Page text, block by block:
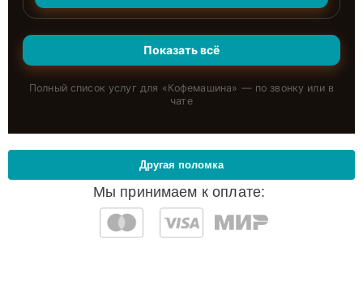
Показать всё
Полный список услуг для «Кофемашина» — по звонку или в
чате
Мы принимаем к оплате:
Другая поломка